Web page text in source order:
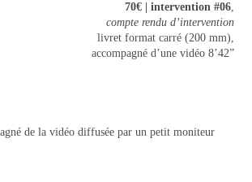
70€ | intervention #06,
compte rendu d’intervention
livret format carré (200 mm),
accompagné d’une vidéo 8’42”
de la vidéo diffusée par un petit moniteur